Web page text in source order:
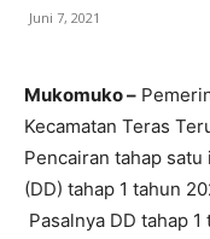
Juni 7, 2021
Mukomuko –
Kecamatan Teras
Pencairan tahap
(DD) tahap 1 tahun
Pasalnya DD tahap